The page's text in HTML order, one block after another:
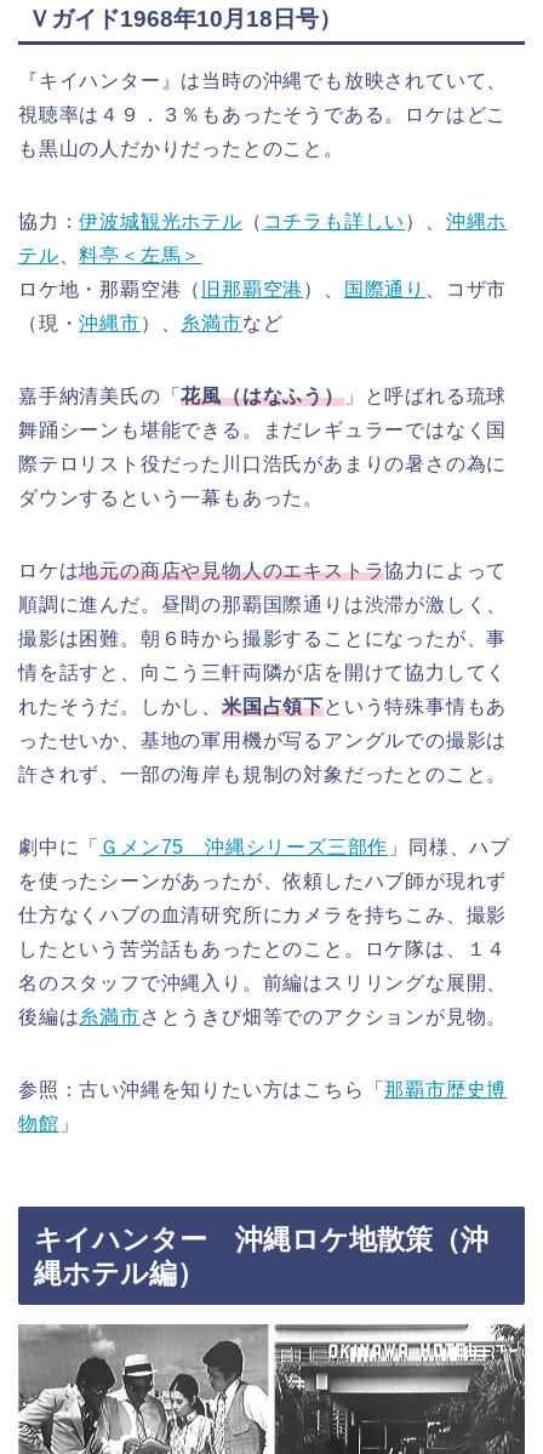
Ｖガイド1968年10月18日号）
『キイハンター』は当時の沖縄でも放映されていて、
視聴率は４９．３％もあったそうである。ロケはどこ
も黒山の人だかりだったとのこと。
協力：伊波城観光ホテル （ コチラも詳しい ）、 沖縄ホ
テル 、料亭＜左馬＞
ロケ地・那覇空港（ 旧那覇空港 ）、 国際通り
、コザ市
（現・沖縄市）、 糸満市など
嘉手納清美氏の「花風（はなふう）」と呼ばれる琉球
舞踊シーンも堪能できる。まだレギュラーではなく国
際テロリスト役だった川口浩氏があまりの暑さの為に
ダウンするという一幕もあった。
ロケは地元の商店や見物人のエキストラ協力によって
順調に進んだ。昼間の那覇国際通りは渋滞が激しく、
撮影は困難。朝６時から撮影することになったが、事
情を話すと、向こう三軒両隣が店を開けて協力してく
れたそうだ。しかし、米国占領下という特殊事情もあ
ったせいか、基地の軍用機が写るアングルでの撮影は
許されず、一部の海岸も規制の対象だったとのこと。
劇中に「 Ｇメン75 沖縄シリーズ三部作 」同様、ハブ
を使ったシーンがあったが、依頼したハブ師が現れず
仕方なくハブの血清研究所にカメラを持ちこみ、撮影
したという苦労話もあったとのこと。ロケ隊は、１４
名のスタッフで沖縄入り。前編はスリリングな展開、
後編は糸満市さとうきび畑等でのアクションが見物。
参照：古い沖縄を知りたい方はこちら「那覇市歴史博
物館 」
キイハンター 沖縄ロケ地散策（沖
縄ホテル編）